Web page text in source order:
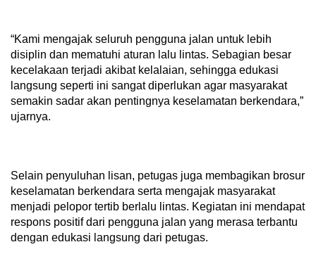
“Kami mengajak seluruh pengguna jalan untuk lebih
disiplin dan mematuhi aturan lalu lintas. Sebagian besar
kecelakaan terjadi akibat kelalaian, sehingga edukasi
langsung seperti ini sangat diperlukan agar masyarakat
semakin sadar akan pentingnya keselamatan berkendara,”
ujarnya.
Selain penyuluhan lisan, petugas juga membagikan brosur
keselamatan berkendara serta mengajak masyarakat
menjadi pelopor tertib berlalu lintas. Kegiatan ini mendapat
respons positif dari pengguna jalan yang merasa terbantu
dengan edukasi langsung dari petugas.